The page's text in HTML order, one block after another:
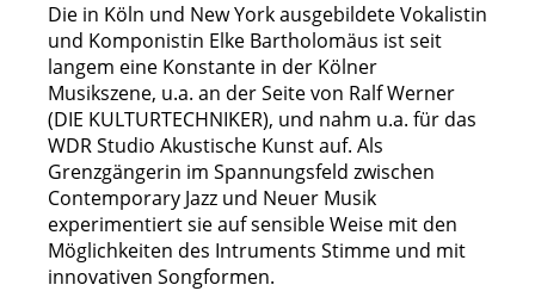
Die in Köln und New York ausgebildete Vokalistin
und Komponistin Elke Bartholomäus ist seit
langem eine Konstante in der Kölner
Musikszene, u.a. an der Seite von Ralf Werner
(DIE KULTURTECHNIKER), und nahm u.a. für das
WDR Studio Akustische Kunst auf. Als
Grenzgängerin im Spannungsfeld zwischen
Contemporary Jazz und Neuer Musik
experimentiert sie auf sensible Weise mit den
Möglichkeiten des Intruments Stimme und mit
innovativen Songformen.